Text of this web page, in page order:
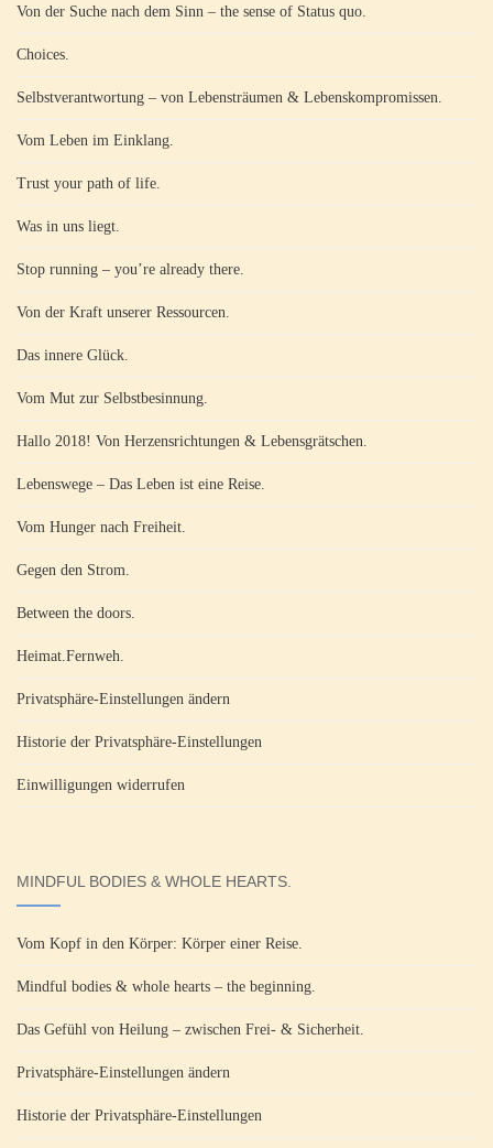
Von der Suche nach dem Sinn – the sense of Status quo.
Choices.
Selbstverantwortung – von Lebensträumen & Lebenskompromissen.
Vom Leben im Einklang.
Trust your path of life.
Was in uns liegt.
Stop running – you’re already there.
Von der Kraft unserer Ressourcen.
Das innere Glück.
Vom Mut zur Selbstbesinnung.
Hallo 2018! Von Herzensrichtungen & Lebensgrätschen.
Lebenswege – Das Leben ist eine Reise.
Vom Hunger nach Freiheit.
Gegen den Strom.
Between the doors.
Heimat.Fernweh.
Privatsphäre-Einstellungen ändern
Historie der Privatsphäre-Einstellungen
Einwilligungen widerrufen
MINDFUL BODIES & WHOLE HEARTS.
Vom Kopf in den Körper: Körper einer Reise.
Mindful bodies & whole hearts – the beginning.
Das Gefühl von Heilung – zwischen Frei- & Sicherheit.
Privatsphäre-Einstellungen ändern
Historie der Privatsphäre-Einstellungen